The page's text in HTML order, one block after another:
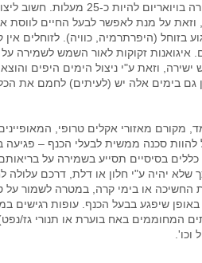
מנורת חימום או אבן חימום המונחת בכלוב. על הטמפרטורה בויואריום
וזאת על מנת לאפשר לבעל החיים
בזוחל (היפרתרמיה, כוויה). לזוחלים
איגואנות זקוקות לאור השמש לשמירה על
וזאת ע"י ניצול הימים היפים
גם בימים אלה יש (לעיתים) לחמם את
מקורם מאזורי אקלים טרופי,
סכנה ממשית לבעלי הכנף – פגיעה
בסיסיים תסייע בשמירה על
שלא יהיה ע"י חלון או דלת, דרכם עלולה
החשיכה או בימי קרה, במטרה לשמור על
שיפגע בבעל הכנף. עופות רגישים
המחוממים באח בוערת או תנורי גז/